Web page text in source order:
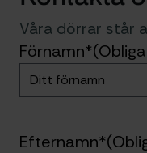
Våra dörrar står
Förnamn*
Efternamn*